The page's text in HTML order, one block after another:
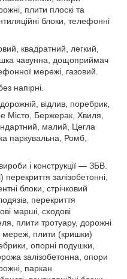
плити плоскі та
блоки, телефонні
квадратний, легкий,
чавунна, дощоприймач
мережі, газовий.
напірні.
відлив, поребрик,
Місто, Бержерак, Хвиля,
малий, Цегла
паркувальна, Ромб,
і конструкції ― ЗБВ.
залізобетонні,
блоки, стрічковий
перекриття
марші, сходові
плити тротуару, дорожні
мереж, плити (кришки)
опорні подушки,
залізобетонна, опори
паркан